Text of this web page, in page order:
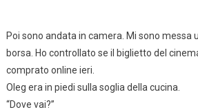
Poi sono andata in camera. Mi sono messa
borsa. Ho controllato se il biglietto del
comprato online ieri.
Oleg era in piedi sulla soglia della cucina.
“Dove vai?”